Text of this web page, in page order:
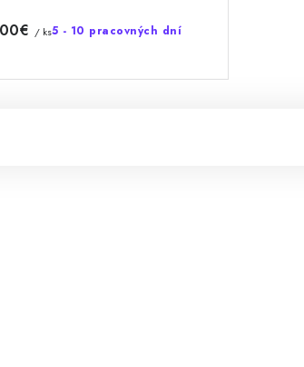
/ ks5 - 10 pracovných dní